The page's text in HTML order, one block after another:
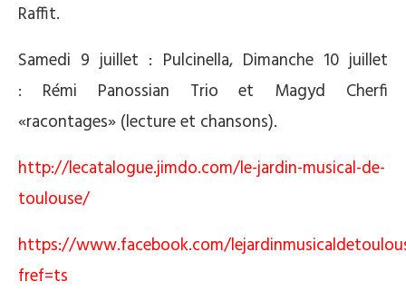
Raffit.
Samedi 9 juillet : Pulcinella, Dimanche 10 juillet
: Rémi Panossian Trio et Magyd Cherfi
«racontages» (lecture et chansons).
http://lecatalogue.jimdo.com/le-jardin-musical-de-
toulouse/
https://www.facebook.com/
fref=ts